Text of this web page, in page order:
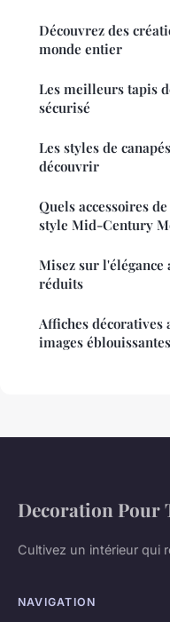
Découvrez des
monde entier
Les meilleurs tapis
sécurisé
Les styles de
découvrir
Quels accessoires
style Mid-Century
Misez sur l'élégance
réduits
Affiches décoratives
images éblouissantes
Decoration Pour
Cultivez un intérieur qui
NAVIGATION